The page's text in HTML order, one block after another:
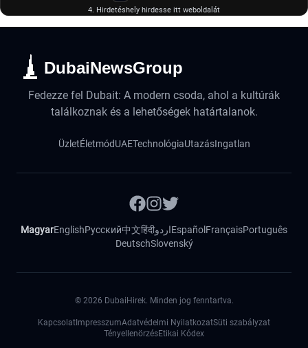
4. Hirdetéshely hirdesse itt weboldalát
DubaiNewsGroup
Fedezze fel Dubait: A modern csoda, ahol a kultúrák
találkoznak és a lehetőségek határtalanok.
ÜzletÉletmódUAETechnológiaUtazásIngatlan
MagyarEnglishРусский中文हिंदीاردوEspañol FrançaisPortuguês
DeutschSlovenský
© 2026 DubaiHirek. Minden jog fenntartva.
Kapcsolat ImpresszumAdatvédelmi NyilatkozatSüti szabályzat
TényellenörzésEtikai Kódex